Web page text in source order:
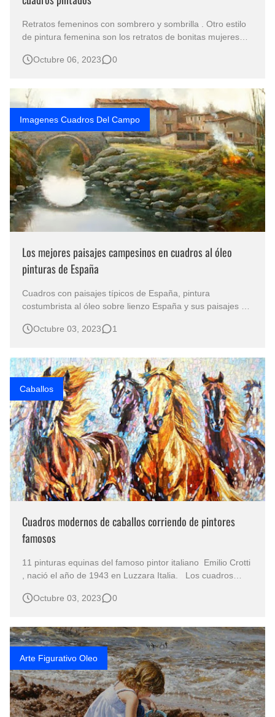
Retratos femeninos con sombrero y sombrilla . Otro estilo
de pintura femenina son los retratos de bonitas mujeres
Volegov , dedica su arte a bellas mujeres con largos
interiores u otr…
Octubre 06, 2023 0
Imagenes Cuadros Del Campo
Los mejores paisajes campesinos en cuadros al óleo
pinturas de España
Cuadros con paisajes típicos de España, pintura
costumbrista al óleo sobre lienzo España y sus paisajes del
diversidad paisajista, sus pintores se inspiran en el campo
Paisajes naturales…
Octubre 03, 2023 1
Caballos
Cuadros modernos de caballos corriendo de pintores
famosos
11 pinturas equinas del famoso pintor italiano Emilio Crotti
, nació el año de 1943 en Luzzara Italia. Los cuadros
hermosa de capturar la gracia y la belleza del animal. Los
óleo son un…
Octubre 03, 2023 0
Arte Figurativo Oleo